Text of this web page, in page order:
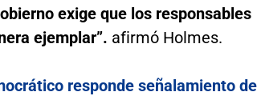
exige que los responsables
ejemplar”. afirmó Holmes.
responde señalamiento de